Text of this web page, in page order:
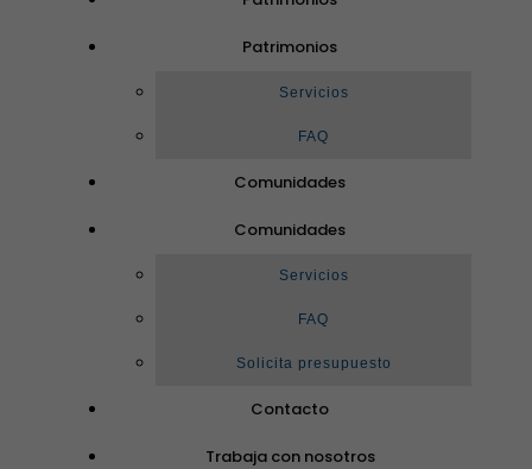
Patrimonios
Servicios
FAQ
Comunidades
Comunidades
Servicios
FAQ
Solicita presupuesto
Contacto
Trabaja con nosotros